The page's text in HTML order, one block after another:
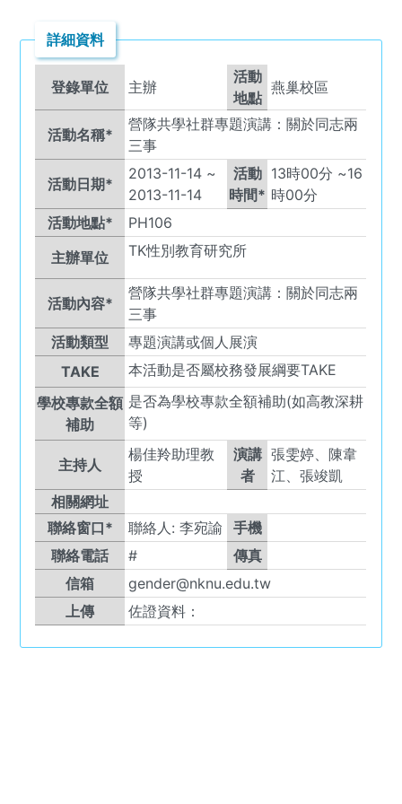
詳細資料
登錄單位 主辦
活動
地點
燕巢校區
活動名稱*
營隊共學社群專題演講：關於同志兩
三事
活動日期*
2013-11-14 ~
2013-11-14
活動
時間*
13時00 分 ~16
時00分
活動地點*
PH106
主辦單位
TK性別教育研究所
活動內容*
營隊共學社群專題演講：關於同志兩
三事
活動類型
專題演講或個人展演
TAKE
本活動是否屬校務發展綱要TAKE
學校專款全額
補助
是否為學校專款全額補助(如高教深耕
等)
主持人
楊佳羚助理教
授
演講
者
張雯婷、陳韋
江、張竣凱
相關網址
聯絡窗口*
聯絡人: 李宛諭
手機
聯絡電話
#
傳真
信箱
gender@nknu.edu.tw
上傳
佐證資料：